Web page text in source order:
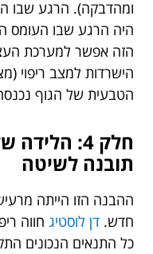
ומהדבקה). הרגע שבו
היה הרגע שבו העומס
הזה אפשר למערכת
הישרדות למצב ריפוי
הטבעית של הגוף
חלק 4:
תובנה לשיטה
ההבנה הזו הייתה
חדש. דן לוסטיג חווה
כל התנאים הנכונים